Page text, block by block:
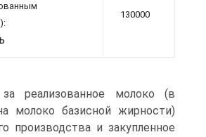
130000
реализованное молоко (в
молоко базисной жирности)
производства и закупленное